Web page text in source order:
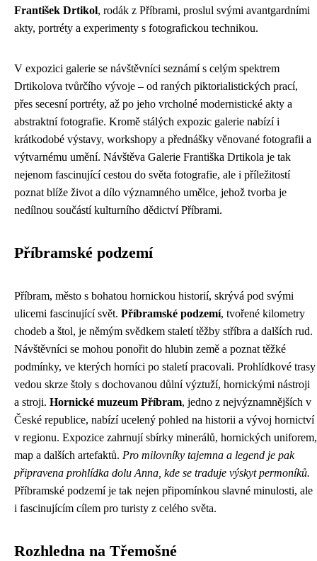
František Drtikol, rodák z Příbrami, proslul svými avantgardními
akty, portréty a experimenty s fotografickou technikou.
V expozici galerie se návštěvníci seznámí s celým spektrem
Drtikolova tvůrčího vývoje – od raných piktorialistických prací,
přes secesní portréty, až po jeho vrcholné modernistické akty a
abstraktní fotografie. Kromě stálých expozic galerie nabízí i
krátkodobé výstavy, workshopy a přednášky věnované fotografii a
výtvarnému umění. Návštěva Galerie Františka Drtikola je tak
nejenom fascinující cestou do světa fotografie, ale i příležitostí
poznat blíže život a dílo významného umělce, jehož tvorba je
nedílnou součástí kulturního dědictví Příbrami.
Příbramské podzemí
Příbram, město s bohatou hornickou historií, skrývá pod svými
ulicemi fascinující svět. Příbramské podzemí, tvořené kilometry
chodeb a štol, je němým svědkem staletí těžby stříbra a dalších rud.
Návštěvníci se mohou ponořit do hlubin země a poznat těžké
podmínky, ve kterých horníci po staletí pracovali. Prohlídkové trasy
vedou skrze štoly s dochovanou důlní výztuží, hornickými nástroji
a stroji. Hornické muzeum Příbram, jedno z nejvýznamnějších v
České republice, nabízí ucelený pohled na historii a vývoj hornictví
v regionu. Expozice zahrnují sbírky minerálů, hornických uniforem,
map a dalších artefaktů. Pro milovníky tajemna a legend je pak
připravena prohlídka dolu Anna, kde se traduje výskyt permoníků.
Příbramské podzemí je tak nejen připomínkou slavné minulosti, ale
i fascinujícím cílem pro turisty z celého světa.
Rozhledna na Třemošné